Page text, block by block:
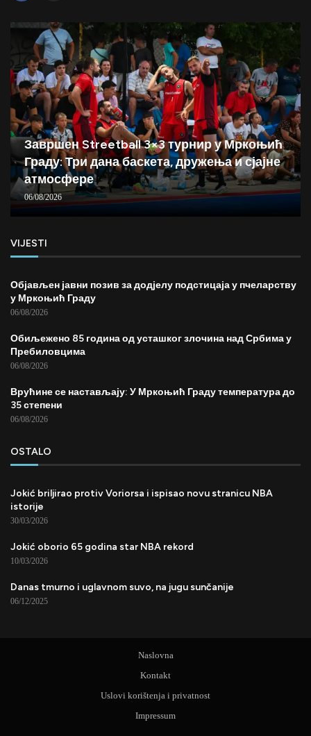
Завршен Streetball 3×3 турнир у Мркоњић
Граду: Три дана баскета, дружења и сјајне
атмосфере
06/08/2026
VIJESTI
Објављен јавни позив за додјелу подстицаја у пчеларству
у Мркоњић Граду
06/08/2026
Обиљежено 85 година од усташког злочина над Србима у
Пребиловцима
06/08/2026
Врућине се настављају: У Мркоњић Граду температура до
35 степени
06/08/2026
OSTALO
Jokić briljirao protiv Voriorsa i ispisao novu stranicu NBA
istorije
30/03/2026
Jokić oborio 65 godina star NBA rekord
10/03/2026
Danas tmurno i uglavnom suvo, na jugu sunčanije
06/12/2025
Naslovna
Kontakt
Uslovi korištenja i privatnost
Impressum